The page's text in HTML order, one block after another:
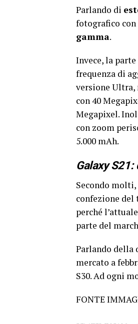
Parlando di
fotografico
gamma.
Invece, la
frequenza di
versione
con 40
Megapixel.
con zoom
5.000 mAh.
Galaxy
Secondo
confezione
perché
parte del
Parlando della
mercato a
S30. Ad ogni
FONTE